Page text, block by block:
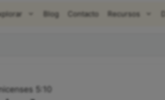
Blog Contacto Recursos
5:10